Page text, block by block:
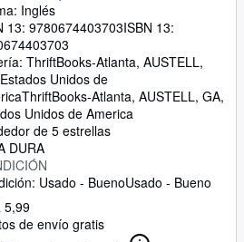
Inglés
13: 9780674403703ISBN 13:
ThriftBooks-Atlanta, AUSTELL,
Unidos de
ThriftBooks-Atlanta, AUSTELL, GA,
Unidos de America
de 5 estrellas
DURA
Usado - BuenoUsado - Bueno
5,99
de envío gratis